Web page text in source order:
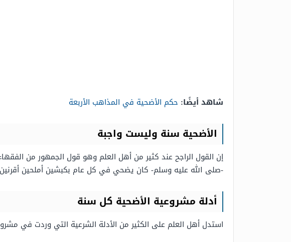
شاهد أيضًا: حكم الأضحية في المذاهب الأربعة
الأضحية سنة وليست واجبة
إن القول الراجح عند كثير من أهل العلم وهو قول الجمهور من
-صلى الله عليه وسلم- كان يضحي في كل عام بكبشين أملحين
أدلة مشروعية الأضحية كل سنة
استدل أهل العلم على الكثير من الأدلة الشرعية التي وردت في